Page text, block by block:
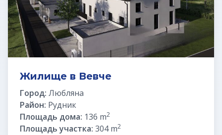
Жилище в Вевче
Город: Любляна
Район: Рудник
Площадь дома: 136 m2
Площадь участка: 304 m2